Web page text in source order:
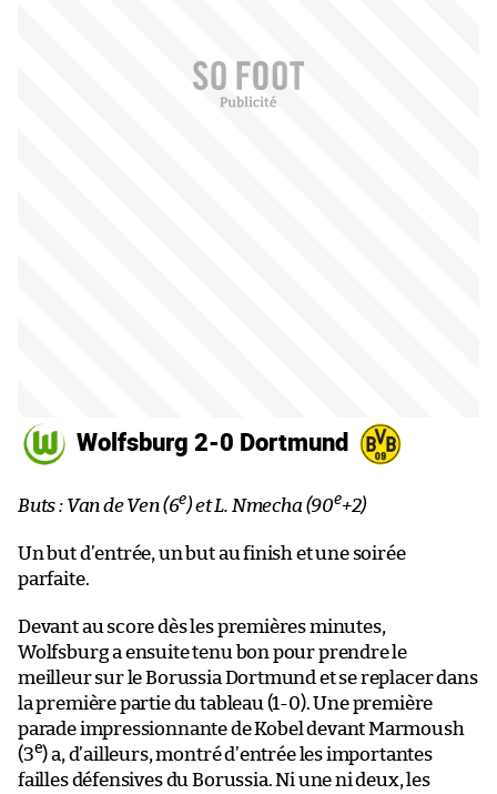
Wolfsburg 2-0 Dortmund
Buts : Van de Ven (6e) et L. Nmecha (90e+2)
Un but d’entrée, un but au finish et une soirée
parfaite.
Devant au score dès les premières minutes,
Wolfsburg a ensuite tenu bon pour prendre le
meilleur sur le Borussia Dortmund et se replacer dans
la première partie du tableau (1-0). Une première
parade impressionnante de Kobel devant Marmoush
(3e) a, d’ailleurs, montré d’entrée les importantes
failles défensives du Borussia. Ni une ni deux, les